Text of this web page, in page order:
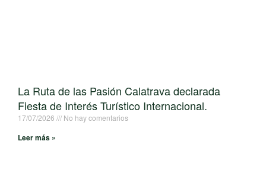
La Ruta de las Pasión Calatrava declarada
Fiesta de Interés Turístico Internacional.
17/07/2026 No hay comentarios
Leer más »